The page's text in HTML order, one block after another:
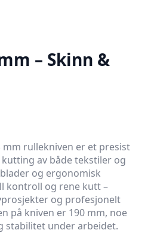
– Skinn &
rullekniven er et presist
av både tekstiler og
og ergonomisk
kontroll og rene kutt –
og profesjonelt
på kniven er 190 mm, noe
stabilitet under arbeidet.